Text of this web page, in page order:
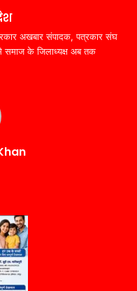
अखबार संपादक, पत्रकार संघ
के जिलाध्यक्ष अब तक